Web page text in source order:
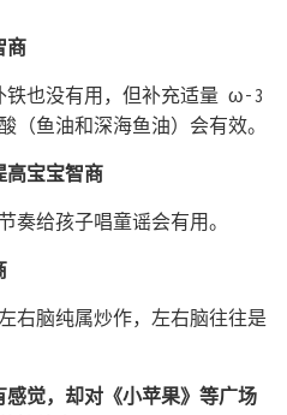
商
铁也没有用，但补充适量 ω-3
（鱼油和深海鱼油）会有效。
高宝宝智商
奏给孩子唱童谣会有用。
右脑纯属炒作，左右脑往往是
觉，却对《小苹果》等广场